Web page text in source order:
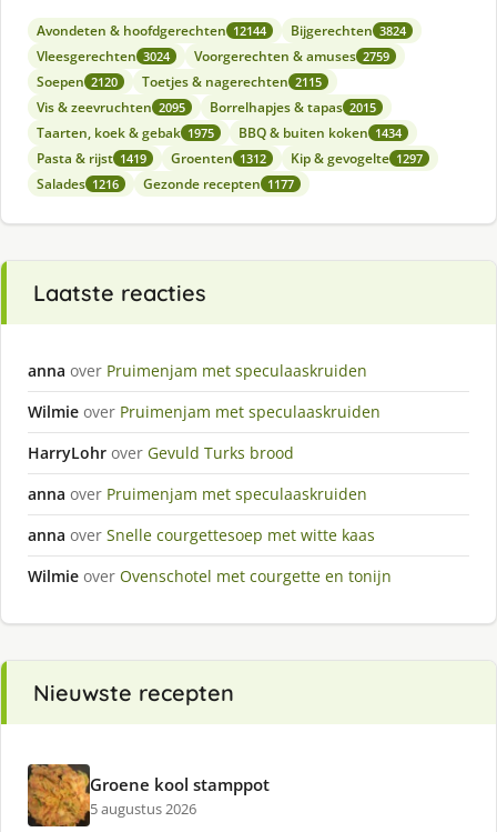
Avondeten & hoofdgerechten 12144 Bijgerechten 3824
Vleesgerechten 3024 Voorgerechten & amuses 2759
Soepen 2120 Toetjes & nagerechten 2115
Vis & zeevruchten 2095 Borrelhapjes & tapas 2015
Taarten, koek & gebak 1975 BBQ & buiten koken 1434
Pasta & rijst 1419 Groenten 1312 Kip & gevogelte 1297
Salades 1216 Gezonde recepten 1177
Laatste reacties
anna over Pruimenjam met speculaaskruiden
Wilmie over Pruimenjam met speculaaskruiden
HarryLohr over Gevuld Turks brood
anna over Pruimenjam met speculaaskruiden
anna over Snelle courgettesoep met witte kaas
Wilmie over Ovenschotel met courgette en tonijn
Nieuwste recepten
Groene kool stamppot
5 augustus 2026